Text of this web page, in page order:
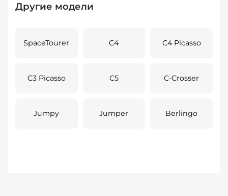
Другие модели
SpaceTourer C4 C4 Picasso
C3 Picasso C5 C-Crosser
Jumpy Jumper Berlingo